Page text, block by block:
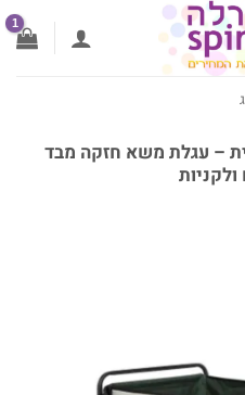
– עגלת משא חזקה מבד